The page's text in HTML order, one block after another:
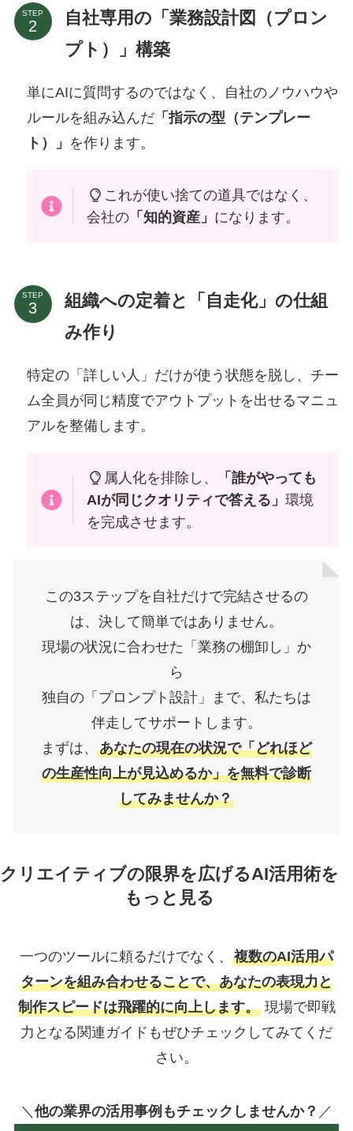
STEP
自社専用の「業務設計図（プロン
プト）」構築
単にAIに質問するのではなく、自社のノウハウや
ルールを組み込んだ「指示の型（テンプレー
ト）」 を作ります。
これが使い捨ての道具ではなく、
会社の 「知的資産」 になります。
STEP
組織への定着と「自走化」の仕組
み作り
特定の「詳しい人」だけが使う状態を脱し、チー
ム全員が同じ精度でアウトプットを出せるマニュ
アルを整備します。
属人化を排除し、
「誰がやっても
AIが同じクオリティで答える」環境
を完成させます。
この3ステップを自社だけで完結させるの
は、決して簡単ではありません。
現場の状況に合わせた「業務の棚卸し」か
ら
独自の「プロンプト設計」まで、私たちは
伴走してサポートします。
まずは、 あなたの現在の状況で「どれほど
の生産性向上が見込めるか」を無料で診断
してみませんか？
クリエイティブの限界を広げるAI活用術を
もっと見る
一つのツールに頼るだけでなく、 複数のAI活用パ
ターンを組み合わせることで、あなたの表現力と
制作スピードは飛躍的に向上します。現場で即戦
力となる関連ガイドもぜひチェックしてみてくだ
さい。
＼ 他の業界の活用事例もチェックしませんか？ ／